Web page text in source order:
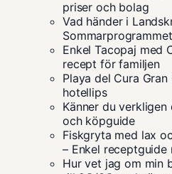
priser och bolag
Vad händer i
Enkel Tacopaj med
recept för familjen
Playa del Cura
hotellips
Känner du verkligen
och köpguide
Fiskgryta med lax
– Enkel receptguide
Hur vet jag om min